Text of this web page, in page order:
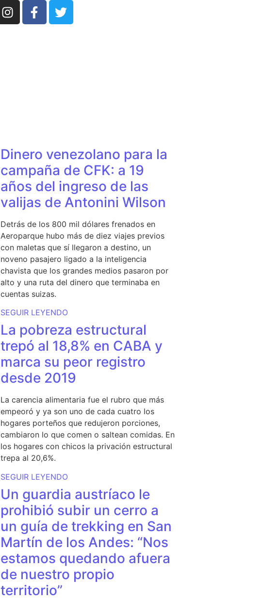
Dinero venezolano para la
campaña de CFK: a 19
años del ingreso de las
valijas de Antonini Wilson
Detrás de los 800 mil dólares frenados en
Aeroparque hubo más de diez viajes previos
con maletas que sí llegaron a destino, un
noveno pasajero ligado a la inteligencia
chavista que los grandes medios pasaron por
alto y una ruta del dinero que terminaba en
cuentas suizas.
SEGUIR LEYENDO
La pobreza estructural
trepó al 18,8% en CABA y
marca su peor registro
desde 2019
La carencia alimentaria fue el rubro que más
empeoró y ya son uno de cada cuatro los
hogares porteños que redujeron porciones,
cambiaron lo que comen o saltean comidas. En
los hogares con chicos la privación estructural
trepa al 20,6%.
SEGUIR LEYENDO
Un guardia austríaco le
prohibió subir un cerro a
un guía de trekking en San
Martín de los Andes: “Nos
estamos quedando afuera
de nuestro propio
territorio”